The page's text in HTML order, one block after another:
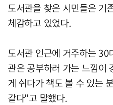
도서관을 찾은 시민들은 기
체감하고 있었다.
도서관 인근에 거주하는
관은 공부하러 가는 느낌이
게 쉬다가 책도 볼 수 있는
같다"고 말했다.